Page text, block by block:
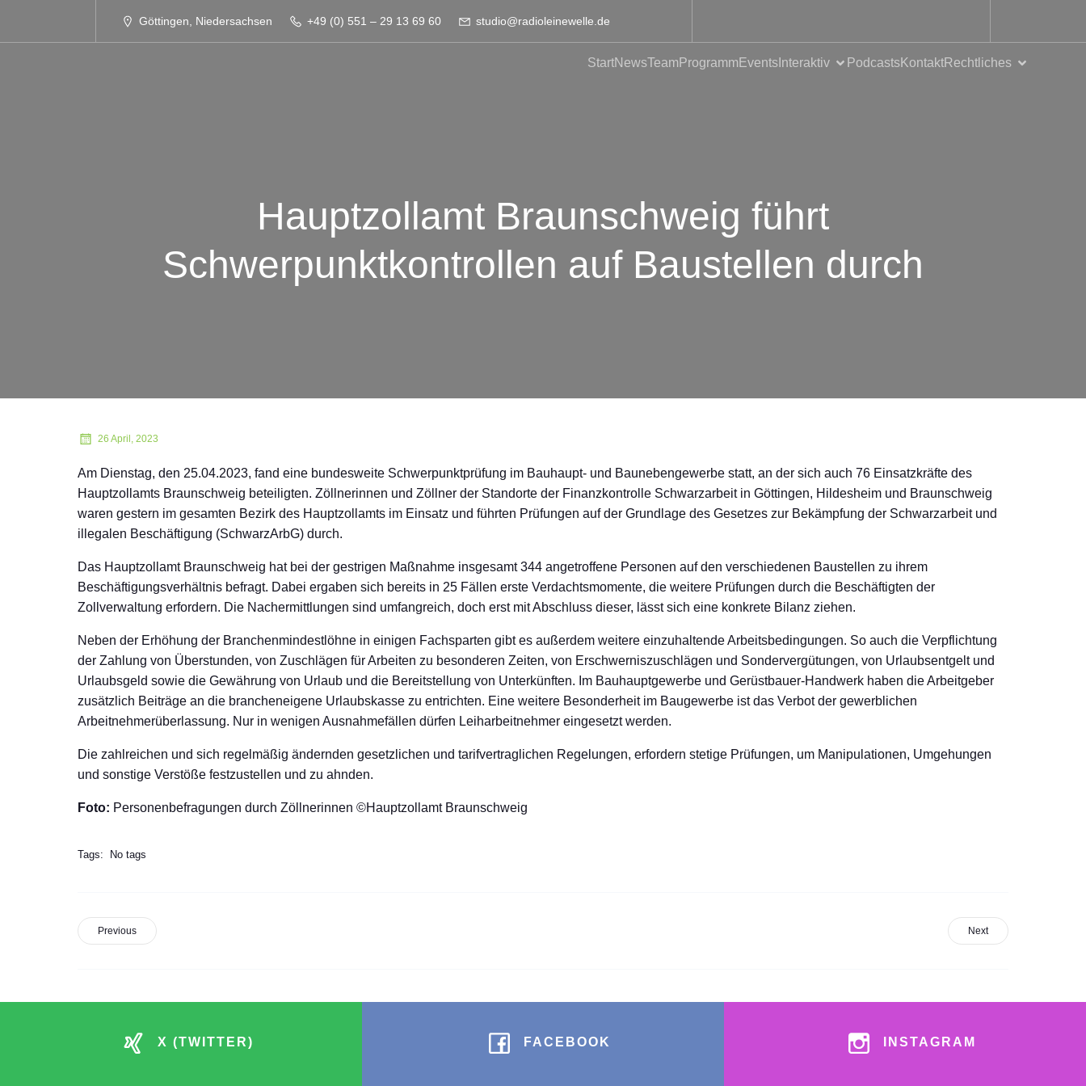
Göttingen, Niedersachsen +49 (0) 551 – 29 13 69 60 studio@radioleinewelle.de
StartNewsTeam Programm Events Interaktiv PodcastsKontaktRechtliches
Hauptzollamt Braunschweig führt
Schwerpunktkontrollen auf Baustellen durch
26 April, 2023
Am Dienstag, den 25.04.2023, fand eine bundesweite Schwerpunktprüfung im Bauhaupt- und Baunebengewerbe statt, an der sich auch 76 Einsatzkräfte des
Hauptzollamts Braunschweig beteiligten. Zöllnerinnen und Zöllner der Standorte der Finanzkontrolle Schwarzarbeit in Göttingen, Hildesheim und Braunschweig
waren gestern im gesamten Bezirk des Hauptzollamts im Einsatz und führten Prüfungen auf der Grundlage des Gesetzes zur Bekämpfung der Schwarzarbeit und
illegalen Beschäftigung (SchwarzArbG) durch.
Das Hauptzollamt Braunschweig hat bei der gestrigen Maßnahme insgesamt 344 angetroffene Personen auf den verschiedenen Baustellen zu ihrem
Beschäftigungsverhältnis befragt. Dabei ergaben sich bereits in 25 Fällen erste Verdachtsmomente, die weitere Prüfungen durch die Beschäftigten der
Zollverwaltung erfordern. Die Nachermittlungen sind umfangreich, doch erst mit Abschluss dieser, lässt sich eine konkrete Bilanz ziehen.
Neben der Erhöhung der Branchenmindestlöhne in einigen Fachsparten gibt es außerdem weitere einzuhaltende Arbeitsbedingungen. So auch die Verpflichtung
der Zahlung von Überstunden, von Zuschlägen für Arbeiten zu besonderen Zeiten, von Erschwerniszuschlägen und Sondervergütungen, von Urlaubsentgelt und
Urlaubsgeld sowie die Gewährung von Urlaub und die Bereitstellung von Unterkünften. Im Bauhauptgewerbe und Gerüstbauer-Handwerk haben die Arbeitgeber
zusätzlich Beiträge an die brancheneigene Urlaubskasse zu entrichten. Eine weitere Besonderheit im Baugewerbe ist das Verbot der gewerblichen
Arbeitnehmerüberlassung. Nur in wenigen Ausnahmefällen dürfen Leiharbeitnehmer eingesetzt werden.
Die zahlreichen und sich regelmäßig ändernden gesetzlichen und tarifvertraglichen Regelungen, erfordern stetige Prüfungen, um Manipulationen, Umgehungen
und sonstige Verstöße festzustellen und zu ahnden.
Foto: Personenbefragungen durch Zöllnerinnen ©Hauptzollamt Braunschweig
Tags: No tags
Previous Next
X (TWITTER) FACEBOOK INSTAGRAM